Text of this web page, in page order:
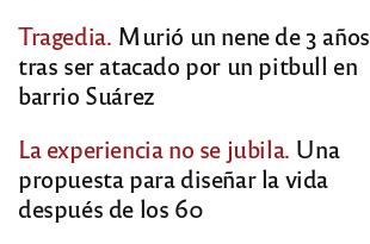
Tragedia. Murió un nene de 3 años
tras ser atacado por un pitbull en
barrio Suárez
La experiencia no se jubila. Una
propuesta para diseñar la vida
después de los 60